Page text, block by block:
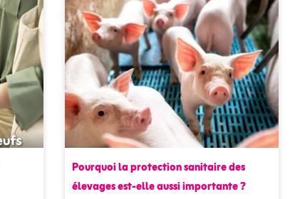
Pourquoi la protection sanitaire des
élevages est-elle aussi importante ?